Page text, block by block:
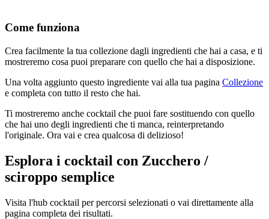
Come funziona
Crea facilmente la tua collezione dagli ingredienti che hai a casa, e ti
mostreremo cosa puoi preparare con quello che hai a disposizione.
Una volta aggiunto questo ingrediente vai alla tua pagina Collezione
e completa con tutto il resto che hai.
Ti mostreremo anche cocktail che puoi fare sostituendo con quello
che hai uno degli ingredienti che ti manca, reinterpretando
l'originale. Ora vai e crea qualcosa di delizioso!
Esplora i cocktail con Zucchero /
sciroppo semplice
Visita l'hub cocktail per percorsi selezionati o vai direttamente alla
pagina completa dei risultati.